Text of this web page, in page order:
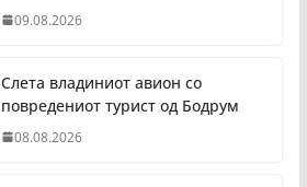
09.08.2026
Слета владиниот авион со
повредениот турист од Бодрум
08.08.2026